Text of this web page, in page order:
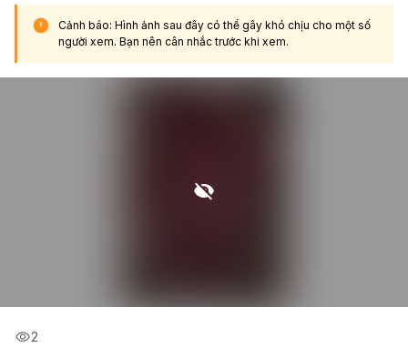
Cảnh báo: Hình ảnh sau đây có thể gây khó chịu cho một số
người xem. Bạn nên cân nhắc trước khi xem.
2